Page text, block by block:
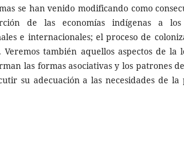
se han venido modificando como
de las economías indígenas a los
e internacionales; el proceso de
también aquellos aspectos de la
las formas asociativas y los patrones
su adecuación a las necesidades de la